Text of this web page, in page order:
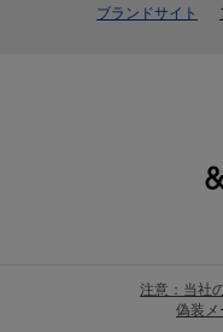
ブランドサイト
注意：当社
偽装メ